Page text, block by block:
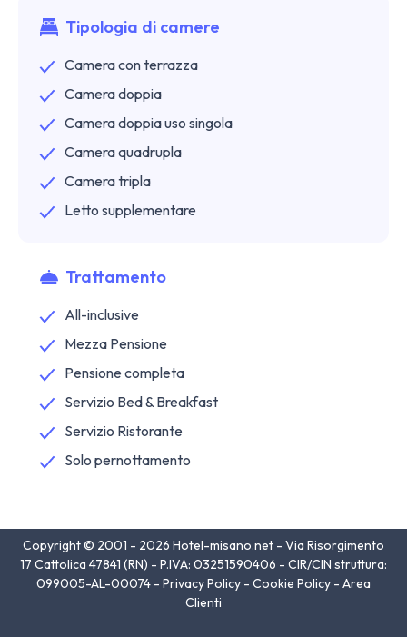
Tipologia di camere
Camera con terrazza
Camera doppia
Camera doppia uso singola
Camera quadrupla
Camera tripla
Letto supplementare
Trattamento
All-inclusive
Mezza Pensione
Pensione completa
Servizio Bed & Breakfast
Servizio Ristorante
Solo pernottamento
Copyright © 2001 - 2026 Hotel-misano.net - Via Risorgimento
17 Cattolica 47841 (RN) - P.IVA: 03251590406 - CIR/CIN struttura:
099005-AL-00074 - Privacy Policy - Cookie Policy - Area
Clienti